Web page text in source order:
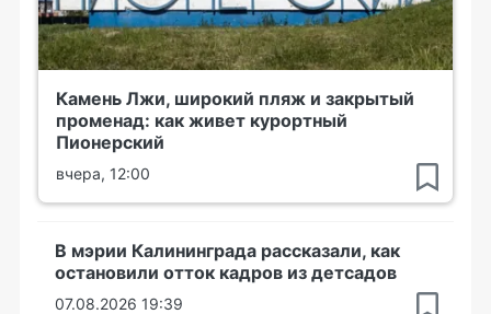
Камень Лжи, широкий пляж и закрытый
променад: как живет курортный
Пионерский
вчера, 12:00
В мэрии Калининграда рассказали, как
остановили отток кадров из детсадов
07.08.2026 19:39